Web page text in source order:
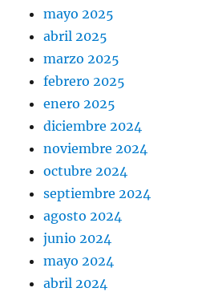
mayo 2025
abril 2025
marzo 2025
febrero 2025
enero 2025
diciembre 2024
noviembre 2024
octubre 2024
septiembre 2024
agosto 2024
junio 2024
mayo 2024
abril 2024